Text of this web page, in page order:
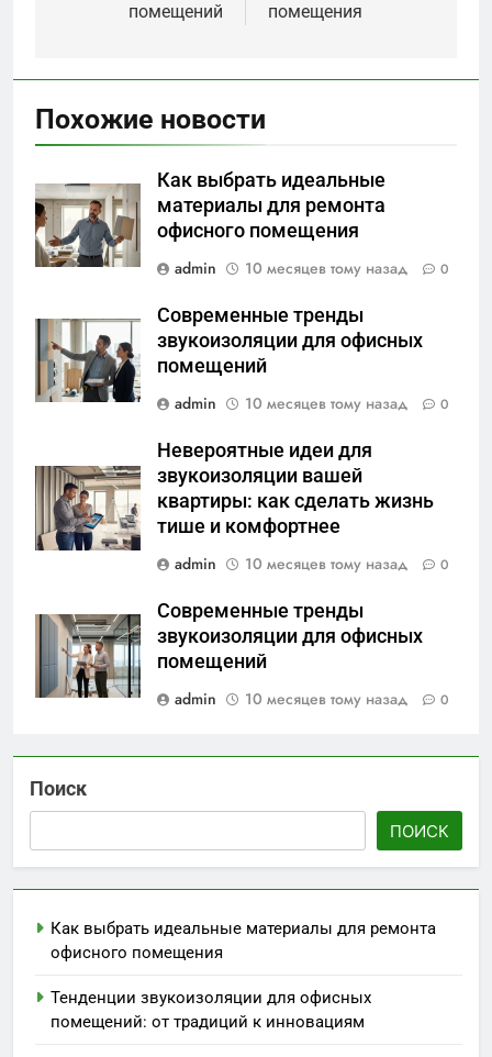
помещений
помещения
Похожие новости
Как выбрать идеальные
материалы для ремонта
офисного помещения
admin
10 месяцев тому назад 0
Современные тренды
звукоизоляции для офисных
помещений
admin
10 месяцев тому назад 0
Невероятные идеи для
звукоизоляции вашей
квартиры: как сделать жизнь
тише и комфортнее
admin
10 месяцев тому назад 0
Современные тренды
звукоизоляции для офисных
помещений
admin
10 месяцев тому назад 0
Поиск
ПОИСК
Как выбрать идеальные материалы для ремонта
офисного помещения
Тенденции звукоизоляции для офисных
помещений: от традиций к инновациям